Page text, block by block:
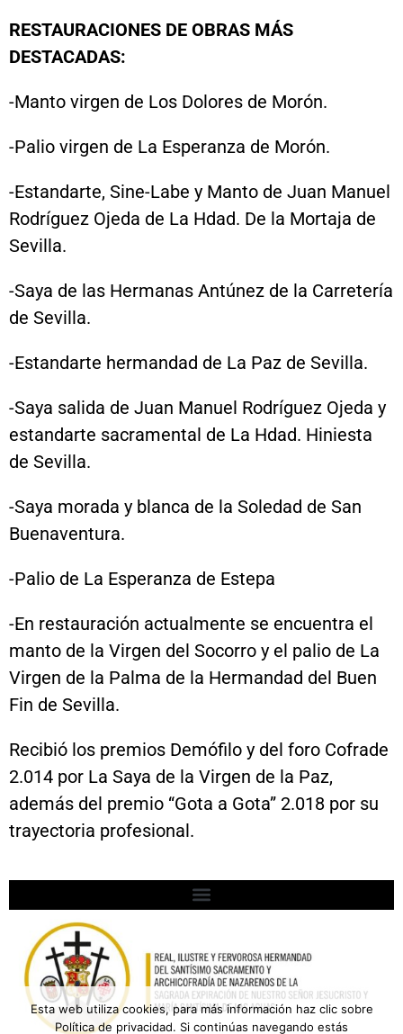
RESTAURACIONES DE OBRAS MÁS
DESTACADAS:
-Manto virgen de Los Dolores de Morón.
-Palio virgen de La Esperanza de Morón.
-Estandarte, Sine-Labe y Manto de Juan Manuel
Rodríguez Ojeda de La Hdad. De la Mortaja de
Sevilla.
-Saya de las Hermanas Antúnez de la Carretería
de Sevilla.
-Estandarte hermandad de La Paz de Sevilla.
-Saya salida de Juan Manuel Rodríguez Ojeda y
estandarte sacramental de La Hdad. Hiniesta
de Sevilla.
-Saya morada y blanca de la Soledad de San
Buenaventura.
-Palio de La Esperanza de Estepa
-En restauración actualmente se encuentra el
manto de la Virgen del Socorro y el palio de La
Virgen de la Palma de la Hermandad del Buen
Fin de Sevilla.
Recibió los premios Demófilo y del foro Cofrade
2.014 por La Saya de la Virgen de la Paz,
además del premio “Gota a Gota” 2.018 por su
trayectoria profesional.
Esta web utiliza cookies, para más información haz clic sobre
Política de privacidad. Si continúas navegando estás